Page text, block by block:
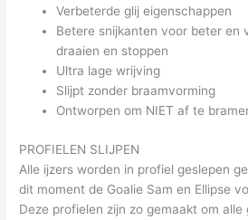
Verbeterde glij eigenschappen
Betere snijkanten voor beter en
draaien en stoppen
Ultra lage wrijving
Slijpt zonder braamvorming
Ontworpen om NIET af te
PROFIELEN SLIJPEN
Alle ijzers worden in profiel geslepen
dit moment de Goalie Sam en Ellipse
Deze profielen zijn zo gemaakt om alle